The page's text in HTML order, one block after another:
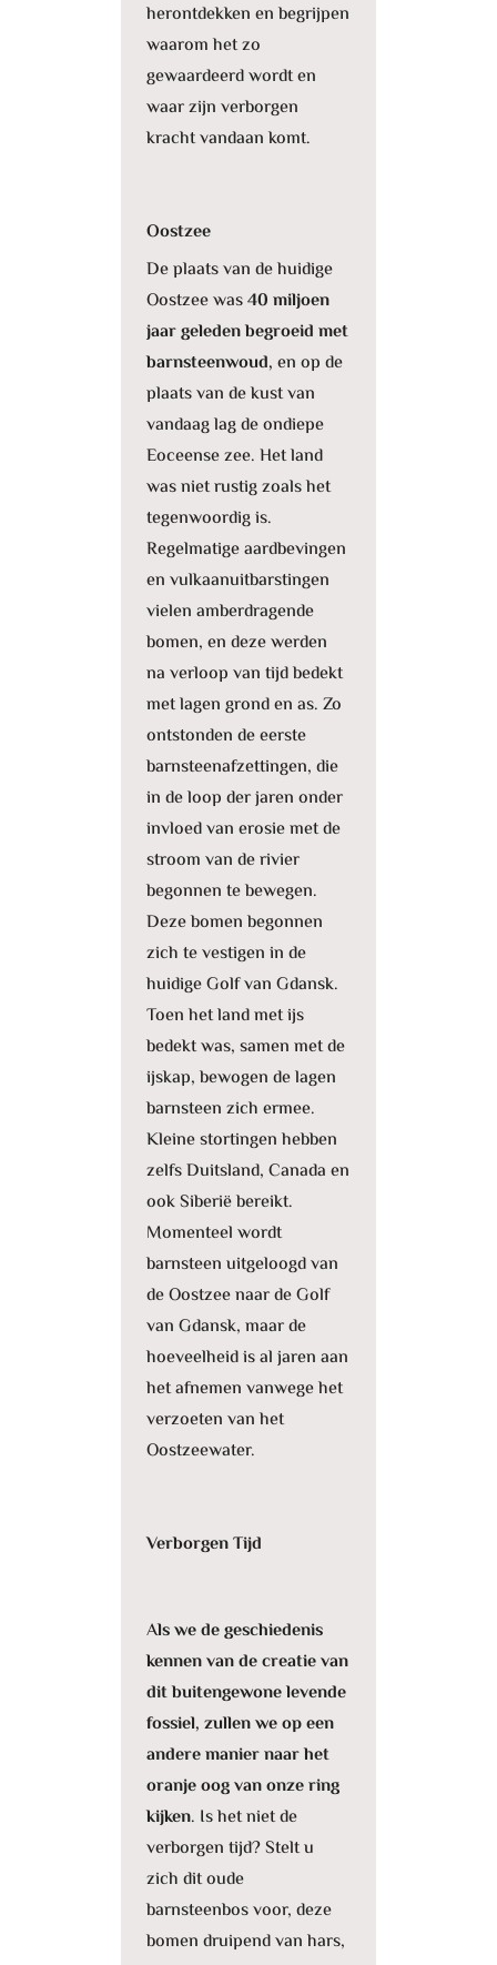
herontdekken en begrijpen
waarom het zo
gewaardeerd wordt en
waar zijn verborgen
kracht vandaan komt.
Oostzee
De plaats van de huidige
Oostzee was40 miljoen
jaar geleden begroeid met
barnsteenwoud, en op de
plaats van de kust van
vandaag lag de ondiepe
Eoceense zee. Het land
was niet rustig zoals het
tegenwoordig is.
Regelmatige aardbevingen
en vulkaanuitbarstingen
vielen amberdragende
bomen, en deze werden
na verloop van tijd bedekt
met lagen grond en as. Zo
ontstonden de eerste
barnsteenafzettingen, die
in de loop der jaren onder
invloed van erosie met de
stroom van de rivier
begonnen te bewegen.
Deze bomen begonnen
zich te vestigen in de
huidige Golf van Gdansk.
Toen het land met ijs
bedekt was, samen met de
ijskap, bewogen de lagen
barnsteen zich ermee.
Kleine stortingen hebben
zelfs Duitsland, Canada en
ook Siberië bereikt.
Momenteel wordt
barnsteen uitgeloogd van
de Oostzee naar de Golf
van Gdansk, maar de
hoeveelheid is al jaren aan
het afnemen vanwege het
verzoeten van het
Oostzeewater.
Verborgen Tijd
Als we de geschiedenis
kennen van de creatie van
dit buitengewone levende
fossiel, zullen we op een
andere manier naar het
oranje oog van onze ring
kijken. Is het niet de
verborgen tijd? Stelt u
zich dit oude
barnsteenbos voor, deze
bomen druipend van hars,